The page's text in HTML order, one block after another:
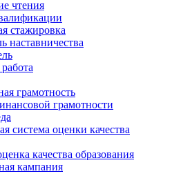
чтения
стажировка
наставничества
грамотность
грамотности
система оценки качества
качества образования
кампания